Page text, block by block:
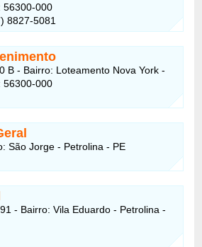
56300-000
8827-5081
B - Bairro: Loteamento Nova York -
56300-000
São Jorge - Petrolina - PE
- Bairro: Vila Eduardo - Petrolina -